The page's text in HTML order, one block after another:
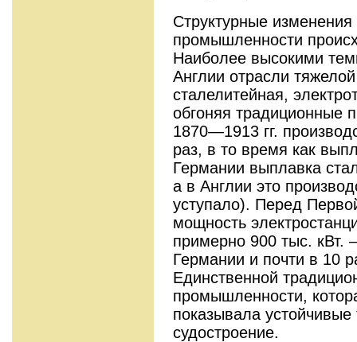
Структурные изменения
промышленности
Наиболее высокими
Англии отрасли
сталелитейная,
обгоняя тра­диционные
1870—1913 гг.
раз, в то время как
Германии выплавка
а в Англии это
уступало). Перед
мощность
примерно 900 тыс.
Германии и почти в 10
Единственной
промыш­ленности,
показывала
судостроение.